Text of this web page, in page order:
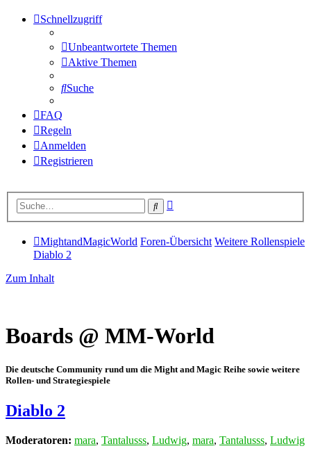
Schnellzugriff
Unbeantwortete Themen
Aktive Themen
Suche
FAQ
Regeln
Anmelden
Registrieren
Suche
MightandMagicWorld Foren-Übersicht Weitere Rollenspiele
Diablo 2
Zum Inhalt
Boards @ MM-World
Die deutsche Community rund um die Might and Magic Reihe sowie weitere
Rollen- und Strategiespiele
Diablo 2
Moderatoren: mara, Tantalusss, Ludwig, mara, Tantalusss, Ludwig